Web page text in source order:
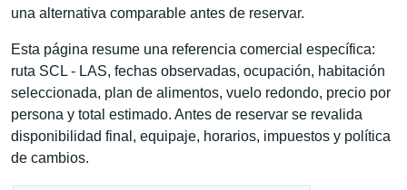
una alternativa comparable antes de reservar.
Esta página resume una referencia comercial específica:
ruta SCL - LAS, fechas observadas, ocupación, habitación
seleccionada, plan de alimentos, vuelo redondo, precio por
persona y total estimado. Antes de reservar se revalida
disponibilidad final, equipaje, horarios, impuestos y política
de cambios.